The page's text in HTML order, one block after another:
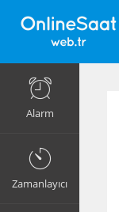
Alarm
Zamanlayıcı